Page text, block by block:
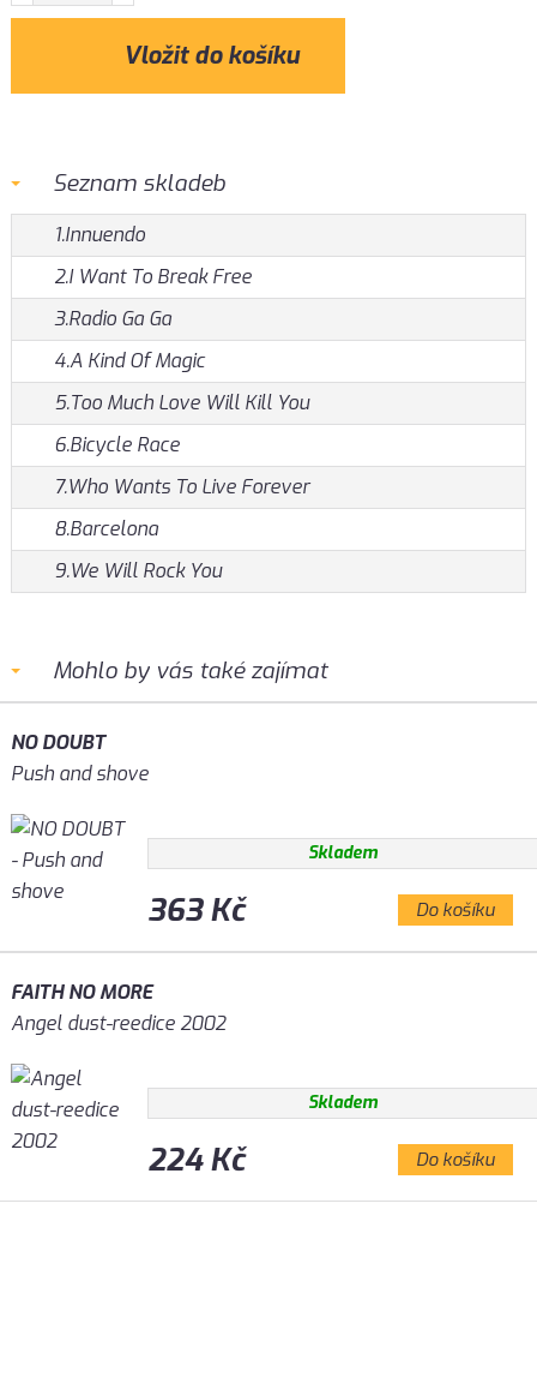
Seznam skladeb
1.Innuendo
2.I Want To Break Free
3.Radio Ga Ga
4.A Kind Of Magic
5.Too Much Love Will Kill You
6.Bicycle Race
7.Who Wants To Live Forever
8.Barcelona
9.We Will Rock You
Mohlo by vás také zajímat
NO DOUBT
Push and shove
Skladem
363 Kč Do košíku
FAITH NO MORE
Angel dust-reedice 2002
Skladem
224 Kč Do košíku